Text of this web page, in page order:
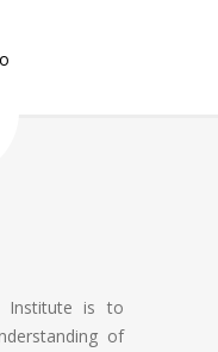
Institute is to
of